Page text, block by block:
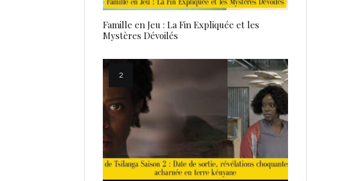
Famille en Jeu : La Fin Expliquée et les
Mystères Dévoilés